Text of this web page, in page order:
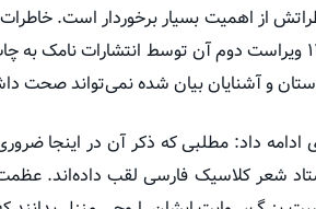
سال ۱۴۰۲ ویراست دوم آن توسط انتشارات
و آشنایان بیان شده نمی‌تواند صحت
ادامه داد: مطلبی که ذکر آن در اینجا
شعر کلاسیک فارسی لقب داده‌اند.